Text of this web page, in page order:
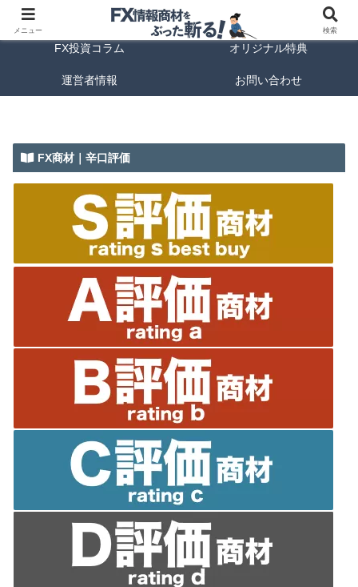
FX商材ランキング FX手法解説
FX投資コラム オリジナル特典
運営者情報 お問い合わせ
FX商材｜辛口評価
メニュー 検索